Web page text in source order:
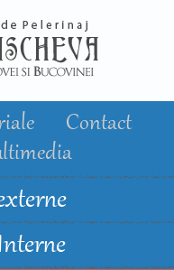
Contact